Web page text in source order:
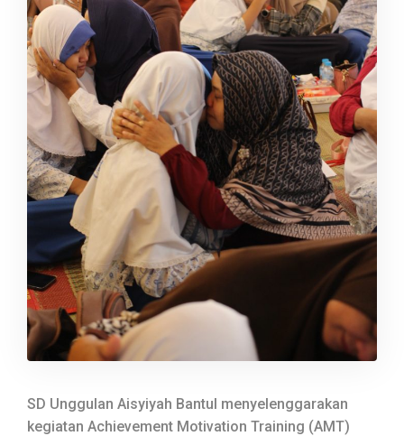
SD Unggulan Aisyiyah Bantul menyelenggarakan
kegiatan Achievement Motivation Training (AMT)